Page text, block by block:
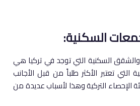
السكنية التي توجد في تركيا هي
تعتبر الأكثر طلباً من قبل الأجانب
الإحصاء التركية وهذا لأسباب عديدة من